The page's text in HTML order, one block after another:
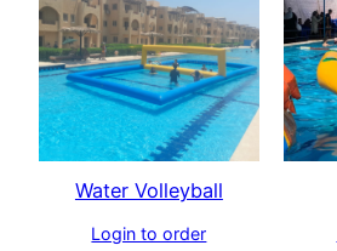
Water Volleyball
Login to order